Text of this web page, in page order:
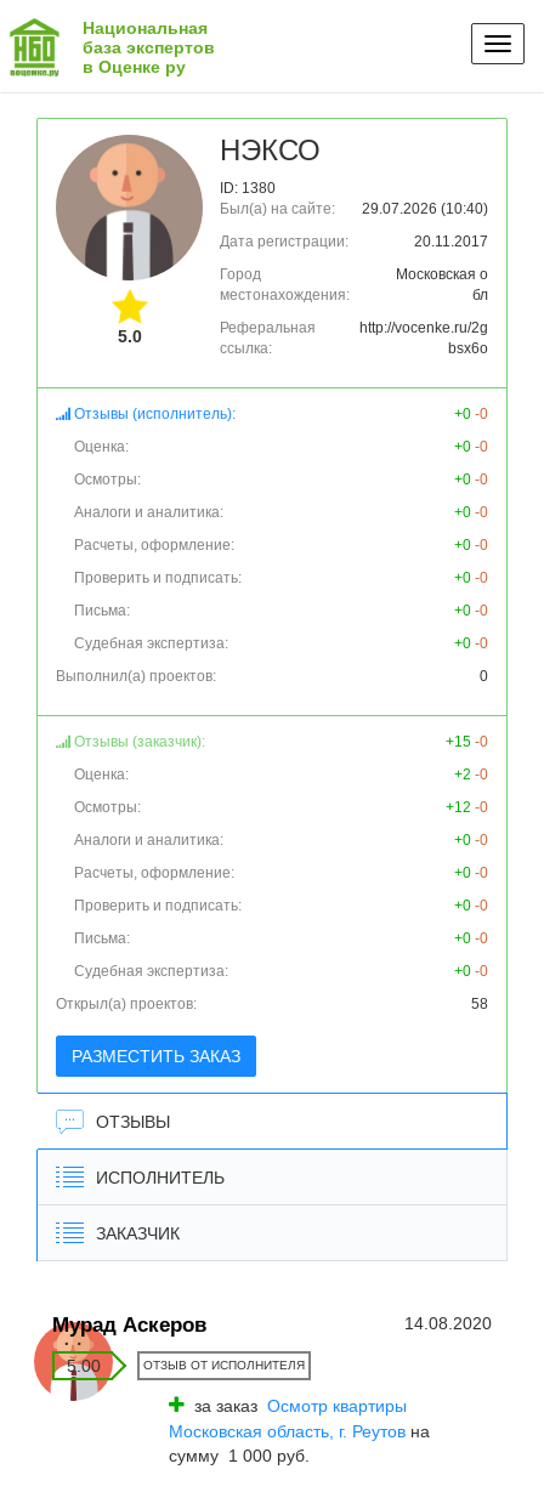
Национальная
база экспертов
в Оценке ру
5.0
НЭКСО
ID: 1380
Был(а) на сайте:
29.07.2026 (10:40)
Дата регистрации:
20.11.2017
Город
местонахождения:
Московская о
бл
Реферальная
ссылка:
http://vocenke.ru/2g
bsx6o
Отзывы (исполнитель): +0 -0
Оценка:
+0 -0
Осмотры:
+0 -0
Аналоги и аналитика:
+0 -0
Расчеты, оформление:
+0 -0
Проверить и подписать:
+0 -0
Письма:
+0 -0
Судебная экспертиза:
+0 -0
Выполнил(а) проектов:
0
Отзывы (заказчик): +15 -0
Оценка:
+2 -0
Осмотры:
+12 -0
Аналоги и аналитика:
+0 -0
Расчеты, оформление:
+0 -0
Проверить и подписать:
+0 -0
Письма:
+0 -0
Судебная экспертиза:
+0 -0
Открыл(а) проектов:
58
РАЗМЕСТИТЬ ЗАКАЗ
ОТЗЫВЫ
ИСПОЛНИТЕЛЬ
ЗАКАЗЧИК
Мурад Аскеров 14.08.2020
5.00 ОТЗЫВ ОТ ИСПОЛНИТЕЛЯ
за заказ Осмотр квартиры
Московская область, г. Реутов на
сумму 1 000 руб.